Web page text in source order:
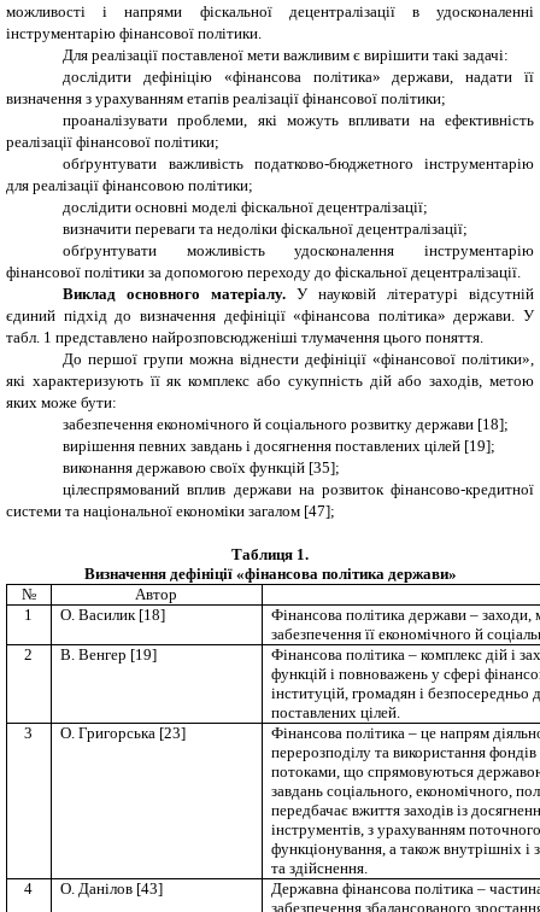
можливості і напрями фіскальної децентралізації в удосконаленні
інструментарію фінансової політики.
Для реалізації поставленої мети важливим є вирішити такі задачі:
дослідити дефініцію «фінансова політика» держави, надати її
визначення з урахуванням етапів реалізації фінансової політики;
проаналізувати проблеми, які можуть впливати на ефективність
реалізації фінансової політики;
обґрунтувати важливість податково-бюджетного інструментарію
для реалізації фінансовою політики;
дослідити основні моделі фіскальної децентралізації;
визначити переваги та недоліки фіскальної децентралізації;
обґрунтувати можливість удосконалення інструментарію
фінансової політики за допомогою переходу до фіскальної децентралізації.
Виклад основного матеріалу.У науковій літературі відсутній
єдиний підхід до визначення дефініції «фінансова політика» держави. У
табл. 1 представлено найрозповсюдженіші тлумачення цього поняття.
До першої групи можна віднести дефініції «фінансової політики»,
які характеризують її як комплекс або сукупність дій або заходів, метою
яких може бути:
забезпечення економічного й соціального розвитку держави [18];
вирішення певних завдань і досягнення поставлених цілей [19];
виконання державою своїх функцій [35];
цілеспрямований вплив держави на розвиток фінансово-кредитної
системи та національної економіки загалом [47];
Таблиця 1.
Визначення дефініції «фінансова політика держави»
№
Автор
1
О. Василик [18]
Фінансова політика держави – заходи,
забезпечення її економічного й
2
В. Венгер [19]
Фінансова політика – комплекс дій і
функцій і повноважень у сфері
інституцій, громадян і
поставлених цілей.
3
О. Григорська [23]
Фінансова політика – це напрям
перерозподілу та використання
потоками, що спрямовуються державою
завдань соціального, економічного,
передбачає вжиття заходів із
інструментів, з урахуванням
функціонування, а також внутрішніх і
та здійснення.
4
О. Данілов[43]
Державна фінансова політика –
забезпечення збалансованого